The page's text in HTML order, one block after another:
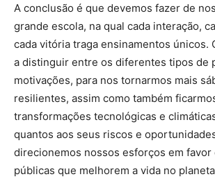
A conclusão é que devemos fazer de
grande escola, na qual cada interação,
cada vitória traga ensinamentos únicos.
a distinguir entre os diferentes tipos de
motivações, para nos tornarmos mais
resilientes, assim como também
transformações tecnológicas e
quantos aos seus riscos e
direcionemos nossos esforços em favor
públicas que melhorem a vida no